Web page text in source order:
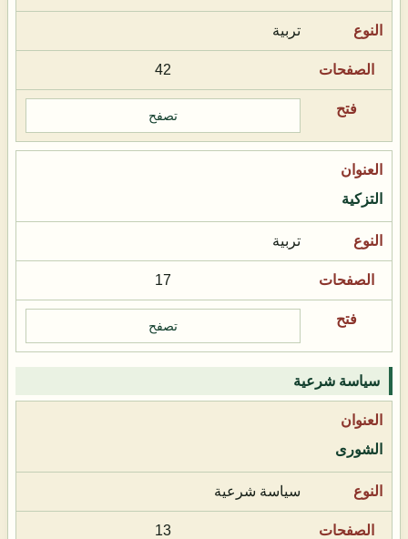
تربية
42
تصفح
التزكية
تربية
17
تصفح
سياسة شرعية
الشورى
سياسة شرعية
13